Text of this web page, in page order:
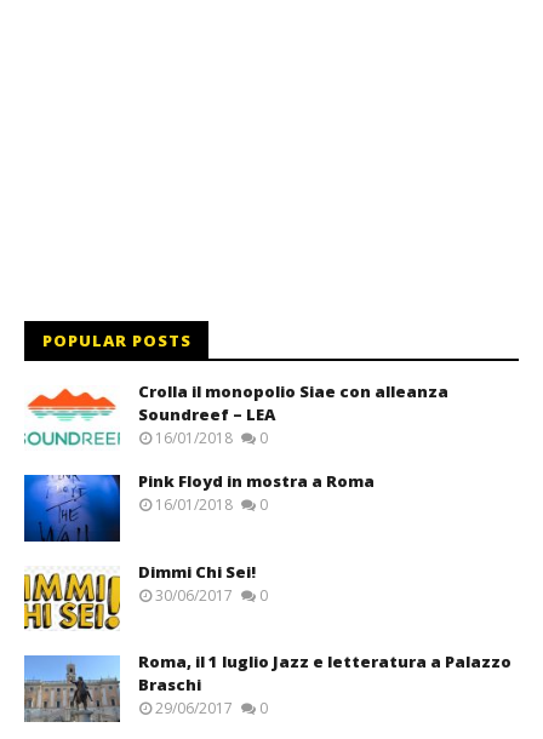
POPULAR POSTS
Crolla il monopolio Siae con alleanza
Soundreef – LEA
16/01/2018 0
Pink Floyd in mostra a Roma
16/01/2018 0
Dimmi Chi Sei!
30/06/2017 0
Roma, il 1 luglio Jazz e letteratura a Palazzo
Braschi
29/06/2017 0